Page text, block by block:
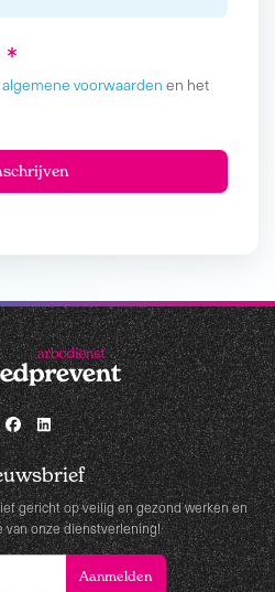
algemene voorwaarden en het
gericht op veilig en gezond werken en
onze dienstverlening!